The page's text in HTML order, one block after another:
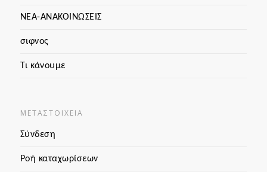
ΝΕΑ-ΑΝΑΚΟΙΝΩΣΕΙΣ
σιφνος
Τι κάνουμε
ΜΕΤΑΣΤΟΙΧΕΊΑ
Σύνδεση
Ροή καταχωρίσεων